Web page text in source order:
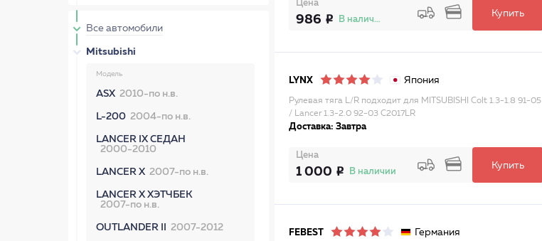
Все автомобили
Mitsubishi
Модель
ASX 2010-по н.в.
L-200 2004-по н.в.
LANCER IX СЕДАН
2000-2010
LANCER X 2007-по н.в.
LANCER X ХЭТЧБЕК
2007-по н.в.
OUTLANDER II 2007-2012
Цена
986 В наличии
Купить
LYNX Япония
Рулевая тяга L/R подходит для MITSUBISHI Colt 1.3-1.8 91-05
/ Lancer 1.3-2.0 92-03 C2017LR
Доставка: Завтра
Цена
1 000 В наличии
Купить
FEBEST Германия